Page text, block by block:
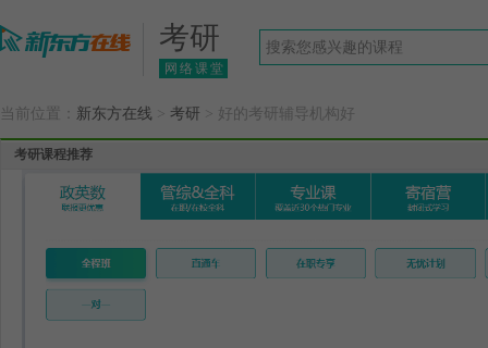
考研
网络课堂
当前位置： 新东方在线 > 考研 > 好的考研辅导机构好
考研课程推荐